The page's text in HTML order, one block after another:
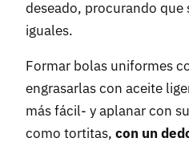
deseado, procurando que
iguales.
Formar bolas uniformes
engrasarlas con aceite
más fácil- y aplanar con
como tortitas, con un